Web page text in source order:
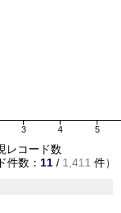
3 4 5
レコード数
件数： 11 / 1,411 件）